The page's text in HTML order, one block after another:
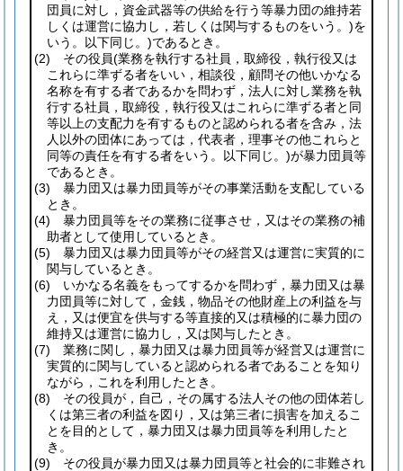
団員に対し，資金武器等の供給を行う等暴力団の維持若
しくは運営に協力し，若しくは関与するものをいう。)を
いう。以下同じ。)であるとき。
(2) その役員(業務を執行する社員，取締役，執行役又は
これらに準ずる者をいい，相談役，顧問その他いかなる
名称を有する者であるかを問わず，法人に対し業務を執
行する社員，取締役，執行役又はこれらに準ずる者と同
等以上の支配力を有するものと認められる者を含み，法
人以外の団体にあっては，代表者，理事その他これらと
同等の責任を有する者をいう。以下同じ。)が暴力団員等
であるとき。
(3) 暴力団又は暴力団員等がその事業活動を支配している
とき。
(4) 暴力団員等をその業務に従事させ，又はその業務の補
助者として使用しているとき。
(5) 暴力団又は暴力団員等がその経営又は運営に実質的に
関与しているとき。
(6) いかなる名義をもってするかを問わず，暴力団又は暴
力団員等に対して，金銭，物品その他財産上の利益を与
え，又は便宜を供与する等直接的又は積極的に暴力団の
維持又は運営に協力し，又は関与したとき。
(7) 業務に関し，暴力団又は暴力団員等が経営又は運営に
実質的に関与していると認められる者であることを知り
ながら，これを利用したとき。
(8) その役員が，自己，その属する法人その他の団体若し
くは第三者の利益を図り，又は第三者に損害を加えるこ
とを目的として，暴力団又は暴力団員等を利用したと
き。
(9) その役員が暴力団又は暴力団員等と社会的に非難され